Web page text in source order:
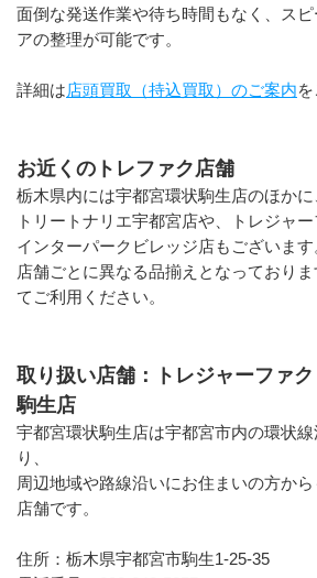
面倒な発送作業や待ち時間もなく、ス
アの整理が可能です。
詳細は店頭買取（持込買取）のご案内
お近くのトレファク店舗
栃木県内には宇都宮環状駒生店のほか
トリートナリエ宇都宮店や、トレジャ
インターパークビレッジ店もございます
店舗ごとに異なる品揃えとなっており
てご利用ください。
取り扱い店舗：トレジャーファ
駒生店
宇都宮環状駒生店は宇都宮市内の環状
り、
周辺地域や路線沿いにお住まいの方か
店舗です。
住所：栃木県宇都宮市駒生1-25-35